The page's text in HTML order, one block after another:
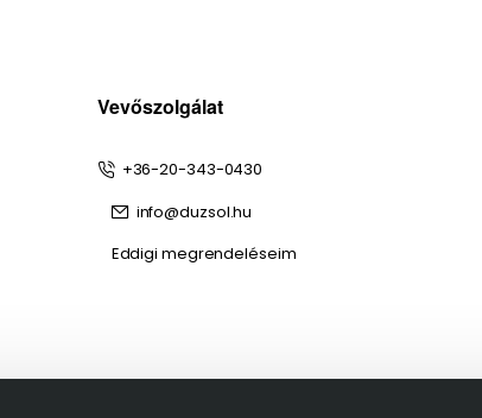
Vevőszolgálat
+36-20-343-0430
info@duzsol.hu
Eddigi megrendeléseim